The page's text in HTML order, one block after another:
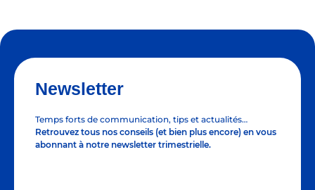
Newsletter
Temps forts de communication, tips et actualités…
Retrouvez tous nos conseils (et bien plus encore) en vous
abonnant à notre newsletter trimestrielle.